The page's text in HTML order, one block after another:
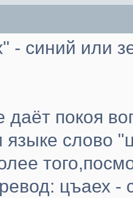
- синий или
покоя
языке слово
цъаех -